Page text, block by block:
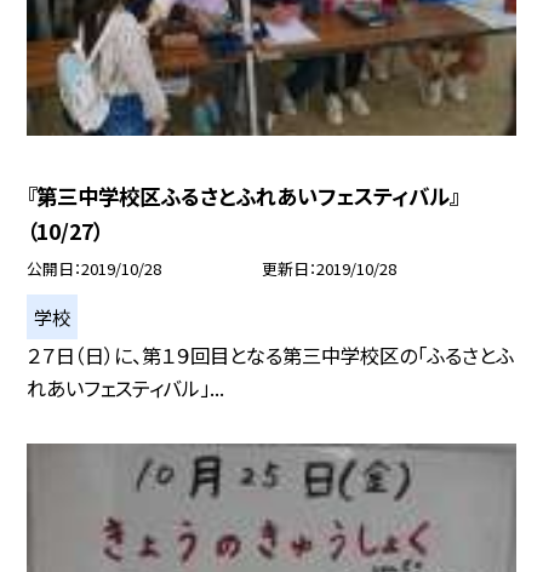
『第三中学校区ふるさとふれあいフェスティバル』
（10/27）
公開日 2019/10/28 更新日 2019/10/28
学校
２７日（日）に、第１９回目となる第三中学校区の「ふるさとふ
れあいフェスティバル」...